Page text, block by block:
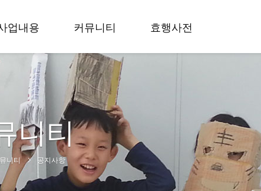
업내용
효 문화예술축
공감 사랑과 효
공모전
효 무용대회
민국 효 무용제
학술회의
교육활동
커뮤니티
공지사항
홍보자료
사진갤러리
동영상
회원소식
참가신청
효행사전
니티
니티 공지사항